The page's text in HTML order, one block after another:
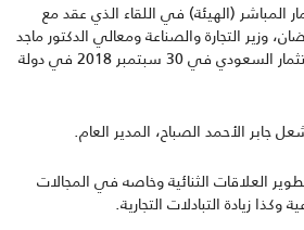
المباشر (الهيئة) في اللقاء الذي عقد مع
وزير التجارة والصناعة ومعالي الدكتور ماجد
القصبي، وزير التجارة والاستثمار السعودي في 30 سبتمبر 2018 في دولة
جابر الأحمد الصباح، المدير العام.
العلاقات الثنائية وخاصه في المجالات
وكذا زيادة التبادلات التجارية.